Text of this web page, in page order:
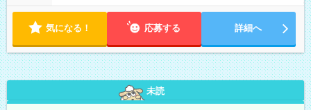
気になる！ 応募する 詳細へ
未読